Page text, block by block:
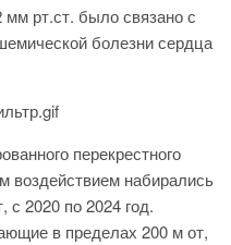
рт.ст. было связано с
болезни сердца
перекрестного
воздействием набирались
с 2020 по 2024 год.
в пределах 200 м от,